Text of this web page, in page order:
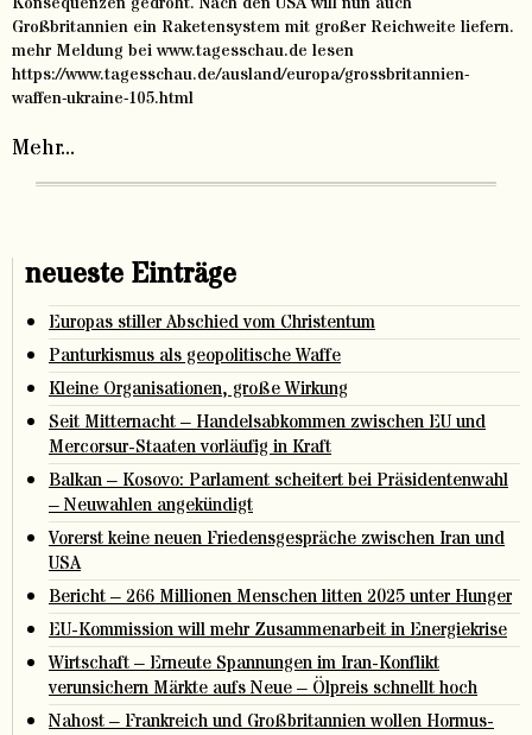
Großbritannien ein Raketensystem mit großer Reichweite liefern.
mehr Meldung bei www.tagesschau.de lesen
https://www.tagesschau.de/ausland/europa/grossbritannien-
waffen-ukraine-105.html
Mehr...
neueste Einträge
Europas stiller Abschied vom Christentum
Panturkismus als geopolitische Waffe
Kleine Organisationen, große Wirkung
Seit Mitternacht – Handelsabkommen zwischen EU und
Mercorsur-Staaten vorläufig in Kraft
Balkan – Kosovo: Parlament scheitert bei Präsidentenwahl
– Neuwahlen angekündigt
Vorerst keine neuen Friedensgespräche zwischen Iran und
USA
Bericht – 266 Millionen Menschen litten 2025 unter Hunger
EU-Kommission will mehr Zusammenarbeit in Energiekrise
Wirtschaft – Erneute Spannungen im Iran-Konflikt
verunsichern Märkte aufs Neue – Ölpreis schnellt hoch
Nahost – Frankreich und Großbritannien wollen Hormus-